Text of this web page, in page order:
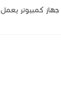
كمبيوتر يعمل